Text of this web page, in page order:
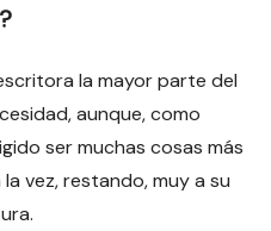
la mayor parte del
aunque, como
ser muchas cosas más
vez, restando, muy a su